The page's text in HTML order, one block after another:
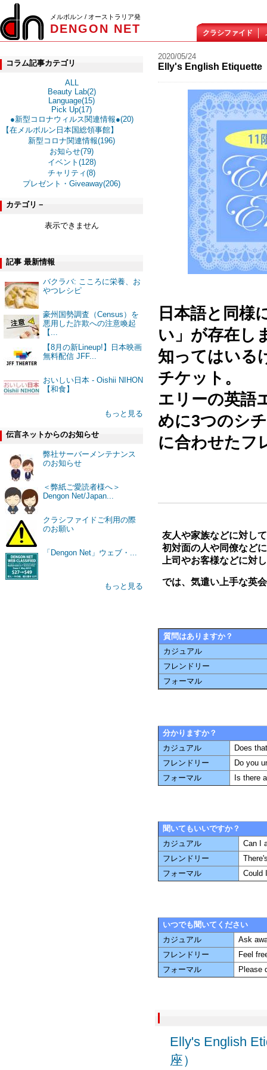
メルボルン / オーストラリア発
DENGON NET クラシファイド
コラム記事カテゴリ
ALL
Beauty Lab(2)
Language(15)
Pick Up(17)
●新型コロナウィルス関連情報●(20)
【在メルボルン日本国総領事館】
新型コロナ関連情報(196)
お知らせ(79)
イベント(128)
チャリティ(8)
プレゼント・Giveaway(206)
カテゴリ－
表示できません
記事 最新情報
バクラバ: こころに栄養、お
やつレシピ
豪州国勢調査（Census）を
悪用した詐欺への注意喚起
【...
【8月の新Lineup!】日本映画
無料配信 JFF...
おいしい日本 - Oishii NIHON
【和食】
もっと見る
伝言ネットからのお知らせ
弊社サーバーメンテナンス
のお知らせ
＜弊紙ご愛読者様へ＞
Dengon Net/Japan...
クラシファイドご利用の際
のお願い
「Dengon Net」ウェブ・...
もっと見る
2020/05/24
Elly's English
日本語と同様
い」が存在し
知ってはいる
チケット。⠀⠀
エリーの英語
めに3つのシ
に合わせたフ
友人や家族などに対し
初対面の人や同僚など
上司やお客様などに対
では、気遣い上手な英
質問はありますか？
カジュアル
フレンドリー
フォーマル
分かりますか？
カジュアル
Does
フレンドリー
Do you
フォーマル
Is there
聞いてもいいですか？
カジュアル
Can I
フレンドリー
フォーマル
Could
いつでも聞いてください
カジュアル
Ask
フレンドリー
Feel
フォーマル
Please
Elly's English
座）